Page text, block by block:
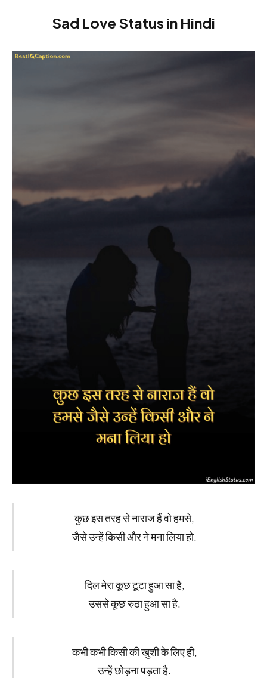
Sad Love Status in Hindi
कुछ इस तरह से नाराज हैं वो हमसे,
जैसे उन्हें किसी और ने मना लिया हो.
दिल मेरा कूछ टूटा हुआ सा है,
उससे कूछ रुठा हुआ सा है.
कभी कभी किसी की खुशी के लिए ही,
उन्हें छोड़ना पड़ता है.